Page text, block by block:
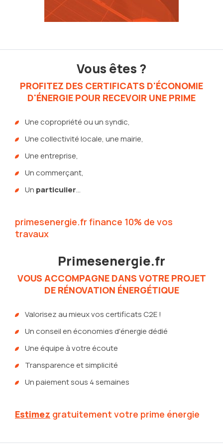
Vous êtes ?
PROFITEZ DES CERTIFICATS D'ÉCONOMIE
D'ÉNERGIE POUR RECEVOIR UNE PRIME
Une copropriété ou un syndic,
Une collectivité locale, une mairie,
Une entreprise,
Un commerçant,
Un particulier...
primesenergie.fr finance 10% de vos
travaux
Primesenergie.fr
VOUS ACCOMPAGNE DANS VOTRE PROJET
DE RÉNOVATION ÉNERGÉTIQUE
Valorisez au mieux vos certificats C2E !
Un conseil en économies d'énergie dédié
Une équipe à votre écoute
Transparence et simplicité
Un paiement sous 4 semaines
Estimez gratuitement votre prime énergie